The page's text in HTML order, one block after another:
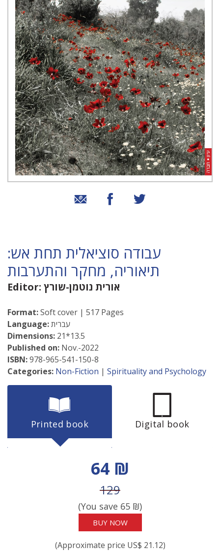
שיתוף באמצעות אימייל
שיתוף בפייסבוק
עבודה סוציאלית תחת אש:
תיאוריה, מחקר והתערבות
Editor: אורית נוטמן-שורץ
Format:Soft cover | 517 Pages
Language:עברית
Dimensions: 21*13.5
Published on: Nov.-2022
ISBN:978-965-541-150-8
Categories: Non-Fiction | Spirituality and Psychology
Printed book Digital book
Discount price
64 ₪
Price before discount
129
(You save 65 ₪)
BUY NOW
(Approximate price US$ 21.12)